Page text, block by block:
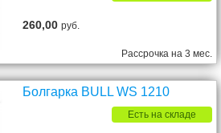
260,00руб.
Рассрочка на 3 мес.
Болгарка BULL WS 1210
Есть на складе